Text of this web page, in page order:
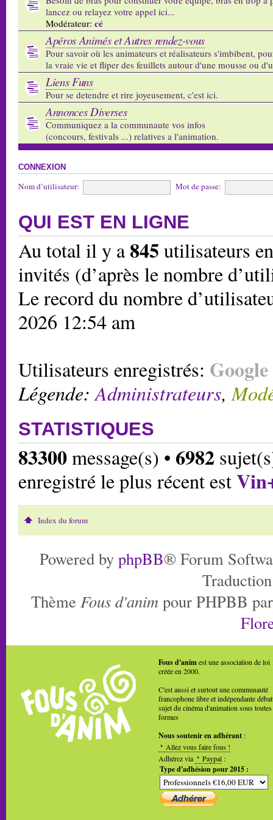
lancez ou relayez votre appel ici...
Modérateur: cé
Apéros Animés et Autres rendez-vous
Pour savoir où les animateurs et réalisateurs s'imbibent,
la vraie vie et fliper des feuillets autour d'une mousse ou
Liens Funs
Pour se detendre et rire joyeusement, c'est ici.
Annonces Diverses
Communiquez a la communaute vos infos
(concours, festivals ...) relatives a l'animation.
CONNEXION
Nom d’utilisateur: Mot de passe:
QUI EST EN LIGNE
Au total il y a845 utilisateurs
invités (d’après le nombre
Le record du nombre
2026 12:54 am
Utilisateurs enregistrés:
Légende:Administrateurs,
STATISTIQUES
83300message(s) • 6982
enregistré le plus récent est
Index du forum
Powered by phpBB® Forum
Thème Fous d'anim pour PHPBB
Fous d'animest une association de loi
créée en 2000.
C'est aussi et surtout une communauté
francophone libre et indépendante
sujet du cinéma d'animation sous toutes
formes
Nous soutenir en adhérant :
Allez vous faire fous !
Adhérez via
Paypal :
Type d'adhésion pour 2015 :